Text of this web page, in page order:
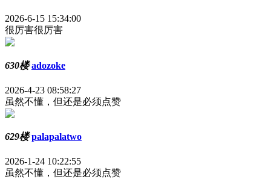
2026-6-15 15:34:00
很厉害很厉害
630楼 adozoke
2026-4-23 08:58:27
虽然不懂，但还是必须点赞
629楼 palapalatwo
2026-1-24 10:22:55
虽然不懂，但还是必须点赞